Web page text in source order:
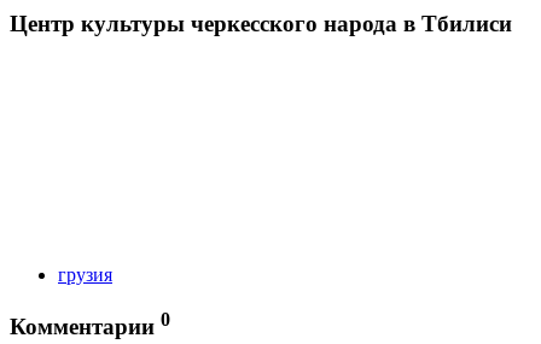
Центр культуры черкесского народа в Тбилиси
грузия
Комментарии 0